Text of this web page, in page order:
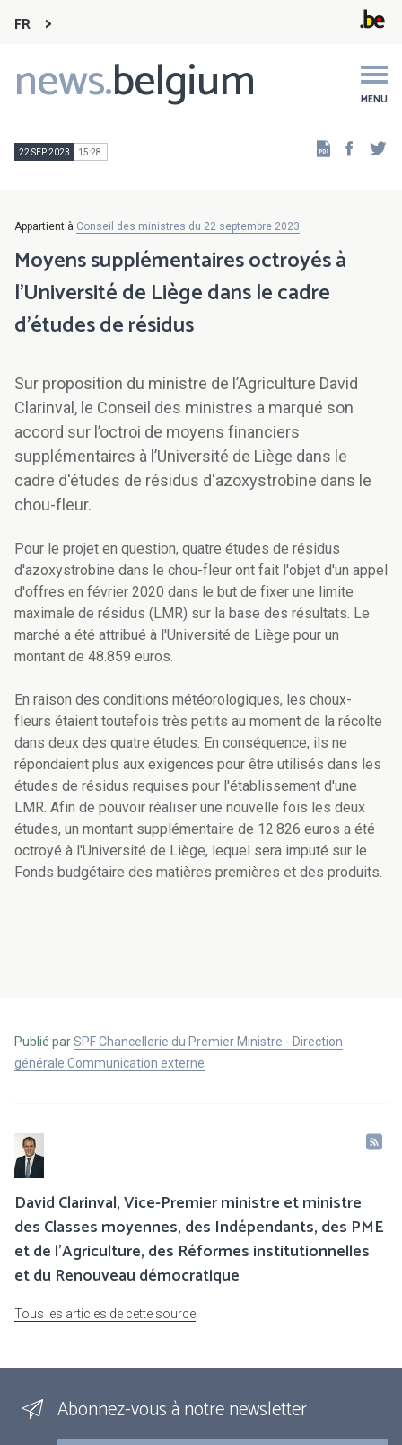
FR
news.belgium MENU
Main
navigation
22 SEP 2023 15:28
Appartient à Conseil des ministres du 22 septembre 2023
Moyens supplémentaires octroyés à
l’Université de Liège dans le cadre
d'études de résidus
Sur proposition du ministre de l’Agriculture David
Clarinval, le Conseil des ministres a marqué son
accord sur l’octroi de moyens financiers
supplémentaires à l’Université de Liège dans le
cadre d'études de résidus d'azoxystrobine dans le
chou-fleur.
Pour le projet en question, quatre études de résidus
d'azoxystrobine dans le chou-fleur ont fait l'objet d'un appel
d'offres en février 2020 dans le but de fixer une limite
maximale de résidus (LMR) sur la base des résultats. Le
marché a été attribué à l'Université de Liège pour un
montant de 48.859 euros.
En raison des conditions météorologiques, les choux-
fleurs étaient toutefois très petits au moment de la récolte
dans deux des quatre études. En conséquence, ils ne
répondaient plus aux exigences pour être utilisés dans les
études de résidus requises pour l'établissement d'une
LMR. Afin de pouvoir réaliser une nouvelle fois les deux
études, un montant supplémentaire de 12.826 euros a été
octroyé à l'Université de Liège, lequel sera imputé sur le
Fonds budgétaire des matières premières et des produits.
Publié parSPF Chancellerie du Premier Ministre - Direction
générale Communication externe
David Clarinval, Vice-Premier ministre et ministre
des Classes moyennes, des Indépendants, des PME
et de l’Agriculture, des Réformes institutionnelles
et du Renouveau démocratique
Tous les articles de cette source
Abonnez-vous à notre newsletter